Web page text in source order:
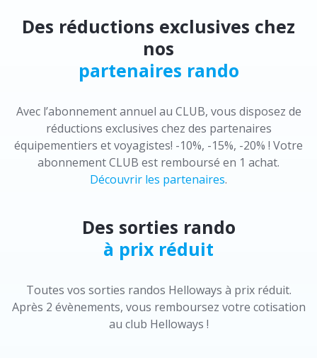
Des réductions exclusives chez
nos
partenaires rando
Avec l’abonnement annuel au CLUB, vous disposez de
réductions exclusives chez des partenaires
équipementiers et voyagistes! -10%, -15%, -20% ! Votre
abonnement CLUB est remboursé en 1 achat.
Découvrir les partenaires.
Des sorties rando
à prix réduit
Toutes vos sorties randos Helloways à prix réduit.
Après 2 évènements, vous remboursez votre cotisation
au club Helloways !